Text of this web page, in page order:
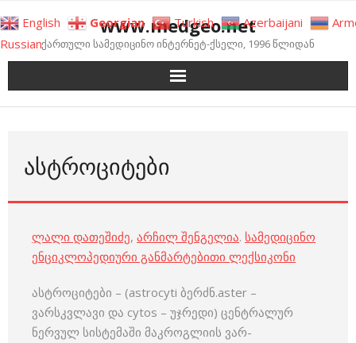
to
content
www.medgeo.net
ქართული სამედიცინო ინტერნეტ-ქსელი, 1996 წლიდან
ᲐᲡᲢᲠᲝᲪᲘᲢᲔᲑᲘ
ლალი დათეშიძე, არჩილ შენგელია. სამედიცინო
ენციკლოპედიური განმარტებითი ლექსიკონი
ასტროციტები – (astrocyti ბერძნ.aster –
ვარსკვლავი და cytos – უჯრედი) ცენტრალურ
ნერვულ სისტემაში მაკროგლიის ვარ­
English Georgian Turkish Azerbaijani
Russian